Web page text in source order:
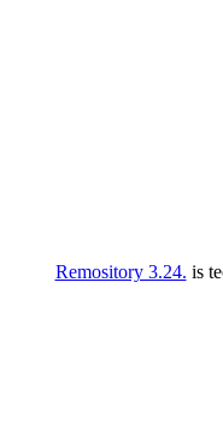
Remository 3.24. is